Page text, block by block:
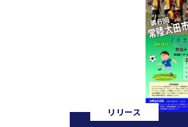
リリース